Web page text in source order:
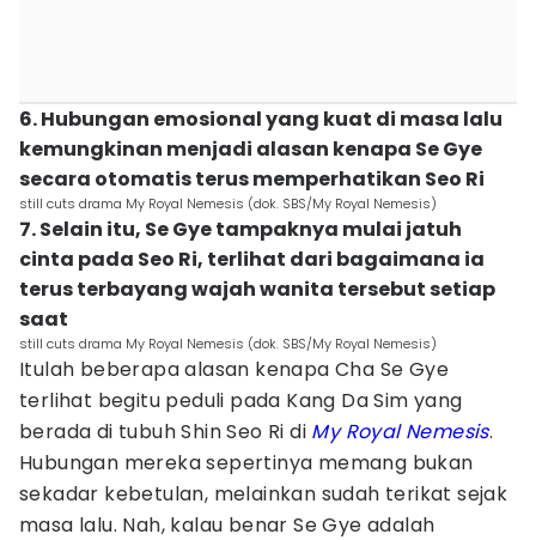
6. Hubungan emosional yang kuat di masa lalu
kemungkinan menjadi alasan kenapa Se Gye
secara otomatis terus memperhatikan Seo Ri
still cuts drama My Royal Nemesis (dok. SBS/My Royal Nemesis)
7. Selain itu, Se Gye tampaknya mulai jatuh
cinta pada Seo Ri, terlihat dari bagaimana ia
terus terbayang wajah wanita tersebut setiap
saat
still cuts drama My Royal Nemesis (dok. SBS/My Royal Nemesis)
Itulah beberapa alasan kenapa Cha Se Gye
terlihat begitu peduli pada Kang Da Sim yang
berada di tubuh Shin Seo Ri di My Royal Nemesis.
Hubungan mereka sepertinya memang bukan
sekadar kebetulan, melainkan sudah terikat sejak
masa lalu. Nah, kalau benar Se Gye adalah